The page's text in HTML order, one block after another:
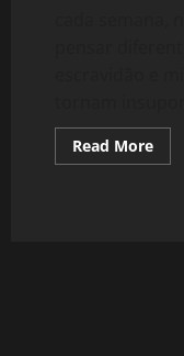
Read MoreRead
more